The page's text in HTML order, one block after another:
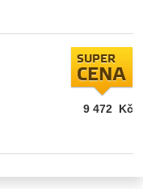
SUPER
CENA
9 472 Kč